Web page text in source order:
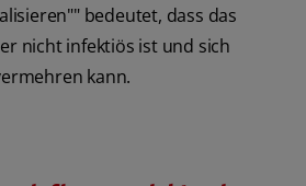
bedeutet, dass das
nicht infektiös ist und sich
kann.